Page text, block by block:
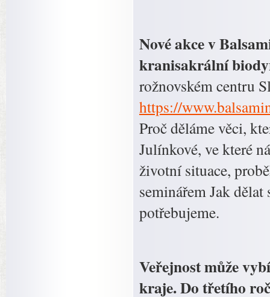
Nové akce v
kranisakrální
rožnovském centru
https://
Proč děláme věci,
Julínkové, ve které
životní situace,
seminářem Jak
potřebujeme.
Veřejnost může
kraje. Do třetího